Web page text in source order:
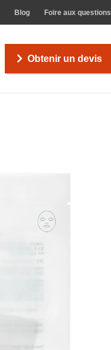
Blog Foire aux questions
Obtenir un devis